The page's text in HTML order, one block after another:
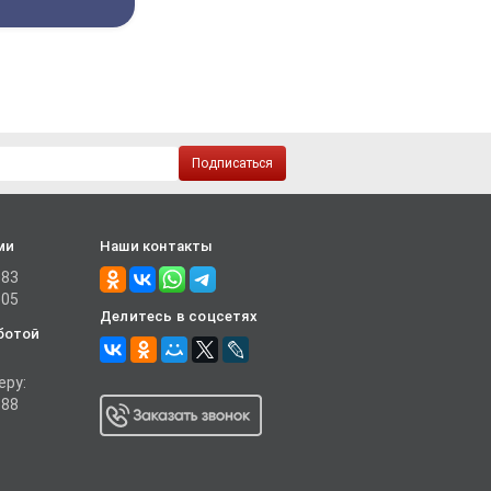
Подписаться
Наши контакты
Делитесь в соцсетях